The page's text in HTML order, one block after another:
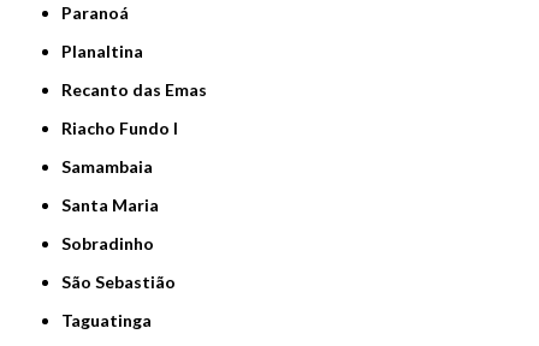
Paranoá
Planaltina
Recanto das Emas
Riacho Fundo I
Samambaia
Santa Maria
Sobradinho
São Sebastião
Taguatinga